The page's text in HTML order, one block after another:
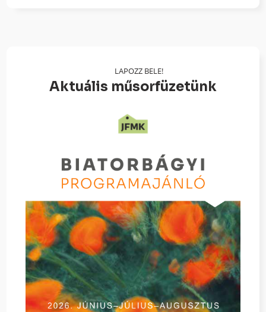
LAPOZZ BELE!
Aktuális műsorfüzetünk